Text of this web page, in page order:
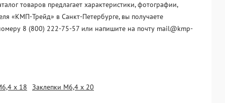
товаров предлагает характеристики, фотографии,
«KМП-Трейд» в Санкт-Петербурге, вы получаете
8 (800) 222-75-57 или напишите на почту mail@kmp-
х 18 Заклепки М6,4 х 20